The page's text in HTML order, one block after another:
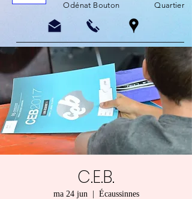
Odénat Bouton Quartier
C.E.B.
ma 24 jun
  |
Écaussinnes